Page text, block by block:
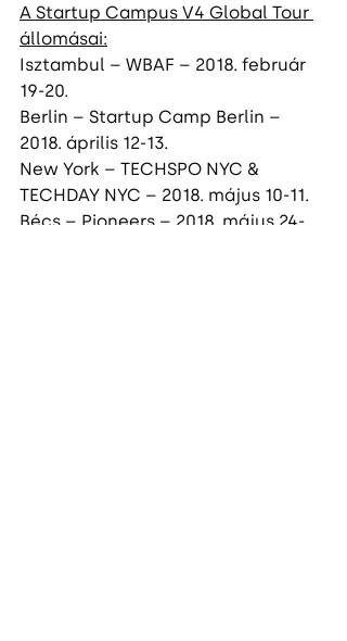
A Startup Campus V4 Global Tour
állomásai:
Isztambul – WBAF – 2018. február
19-20.
Berlin – Startup Camp Berlin –
2018. április 12-13.
New York – TECHSPO NYC &
TECHDAY NYC – 2018. május 10-11.
Bécs – Pioneers – 2018. május 24-